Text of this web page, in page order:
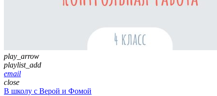
play_arrow
playlist_add
email
close
В школу с Верой и Фомой